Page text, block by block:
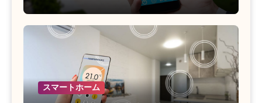
スマートホーム